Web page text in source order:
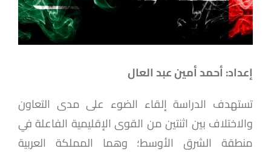
إعداد: أحمد أمين عبد العال
تستهدف الدراسة إلقاء الضوء على مدى التعاون
والاختلاف بين اثنتين من القوى الإقليمية الفاعلة في
منطقة الشرق الأوسط؛ وهما المملكة العربية